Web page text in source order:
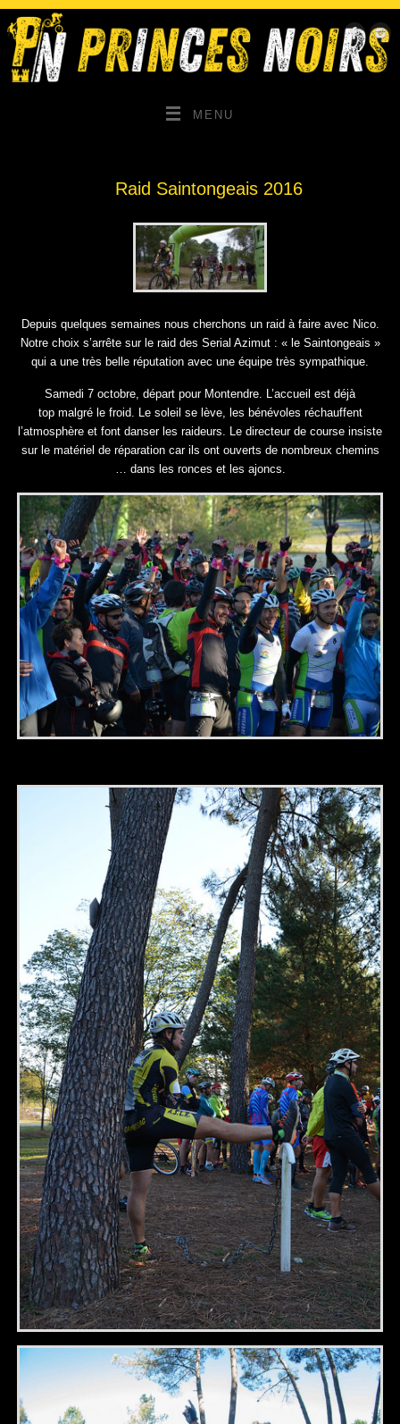
MENU
Raid Saintongeais 2016
Depuis quelques semaines nous cherchons un raid à faire avec Nico.
Notre choix s’arrête sur le raid des Serial Azimut : « le Saintongeais »
qui a une très belle réputation avec une équipe très sympathique.
Samedi 7 octobre, départ pour Montendre. L’accueil est déjà
top malgré le froid. Le soleil se lève, les bénévoles réchauffent
l’atmosphère et font danser les raideurs. Le directeur de course insiste
sur le matériel de réparation car ils ont ouverts de nombreux chemins
… dans les ronces et les ajoncs.